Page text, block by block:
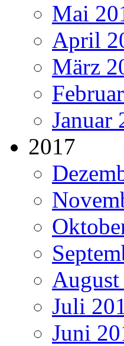
Mai
April
März
Januar
2017
Juli
Juni